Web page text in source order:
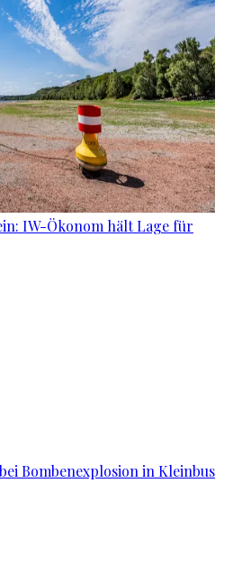
IW-Ökonom hält Lage für
Bombenexplosion in Kleinbus